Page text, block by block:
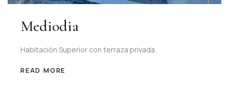
Mediodia
Habitación Superior con terraza privada
READ MORE